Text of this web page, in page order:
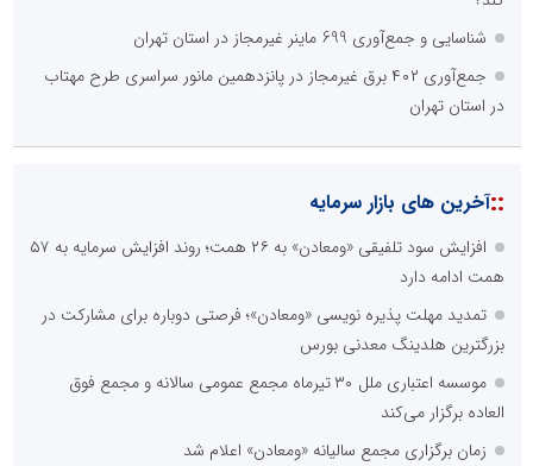
شناسایی و جمع‌آوری 699 ماینر غیرمجاز در استان تهران
جمع‌آوری ۴۰۲ برق غیرمجاز در پانزدهمین مانور سراسری طرح مهتاب
در استان تهران
::آخرین های بازار سرمایه
افزایش سود تلفیقی «ومعادن» به ۲۶ همت؛ روند افزایش سرمایه به ۵۷
همت ادامه دارد
تمدید مهلت پذیره نویسی «ومعادن»؛ فرصتی دوباره برای مشارکت در
بزرگترین هلدینگ معدنی بورس
موسسه اعتباری ملل ۳۰ تیرماه مجمع عمومی سالانه و مجمع فوق
العاده برگزار می‌کند
زمان برگزاری مجمع سالیانه «ومعادن» اعلام شد